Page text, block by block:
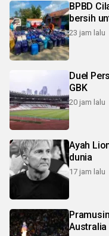
BPBD
bersih
23 jam lalu
Duel
GBK
20 jam lalu
Ayah
dunia
17 jam lalu
Australia